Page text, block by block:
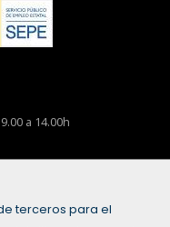
a 14.00h
terceros para el